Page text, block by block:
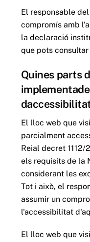
El responsable
compromís amb
la declaració
que pots consultar
Quines parts
El lloc web que
parcialment
Reial decret
els requisits de la
considerant les
Tot i això, el
assumir un
l'accessibilitat
El lloc web que